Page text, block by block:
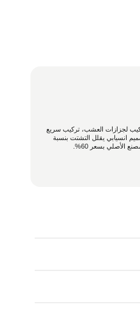
لجزازات العشب، تركيب سريع
انسيابي يقلل التشتت بنسبة